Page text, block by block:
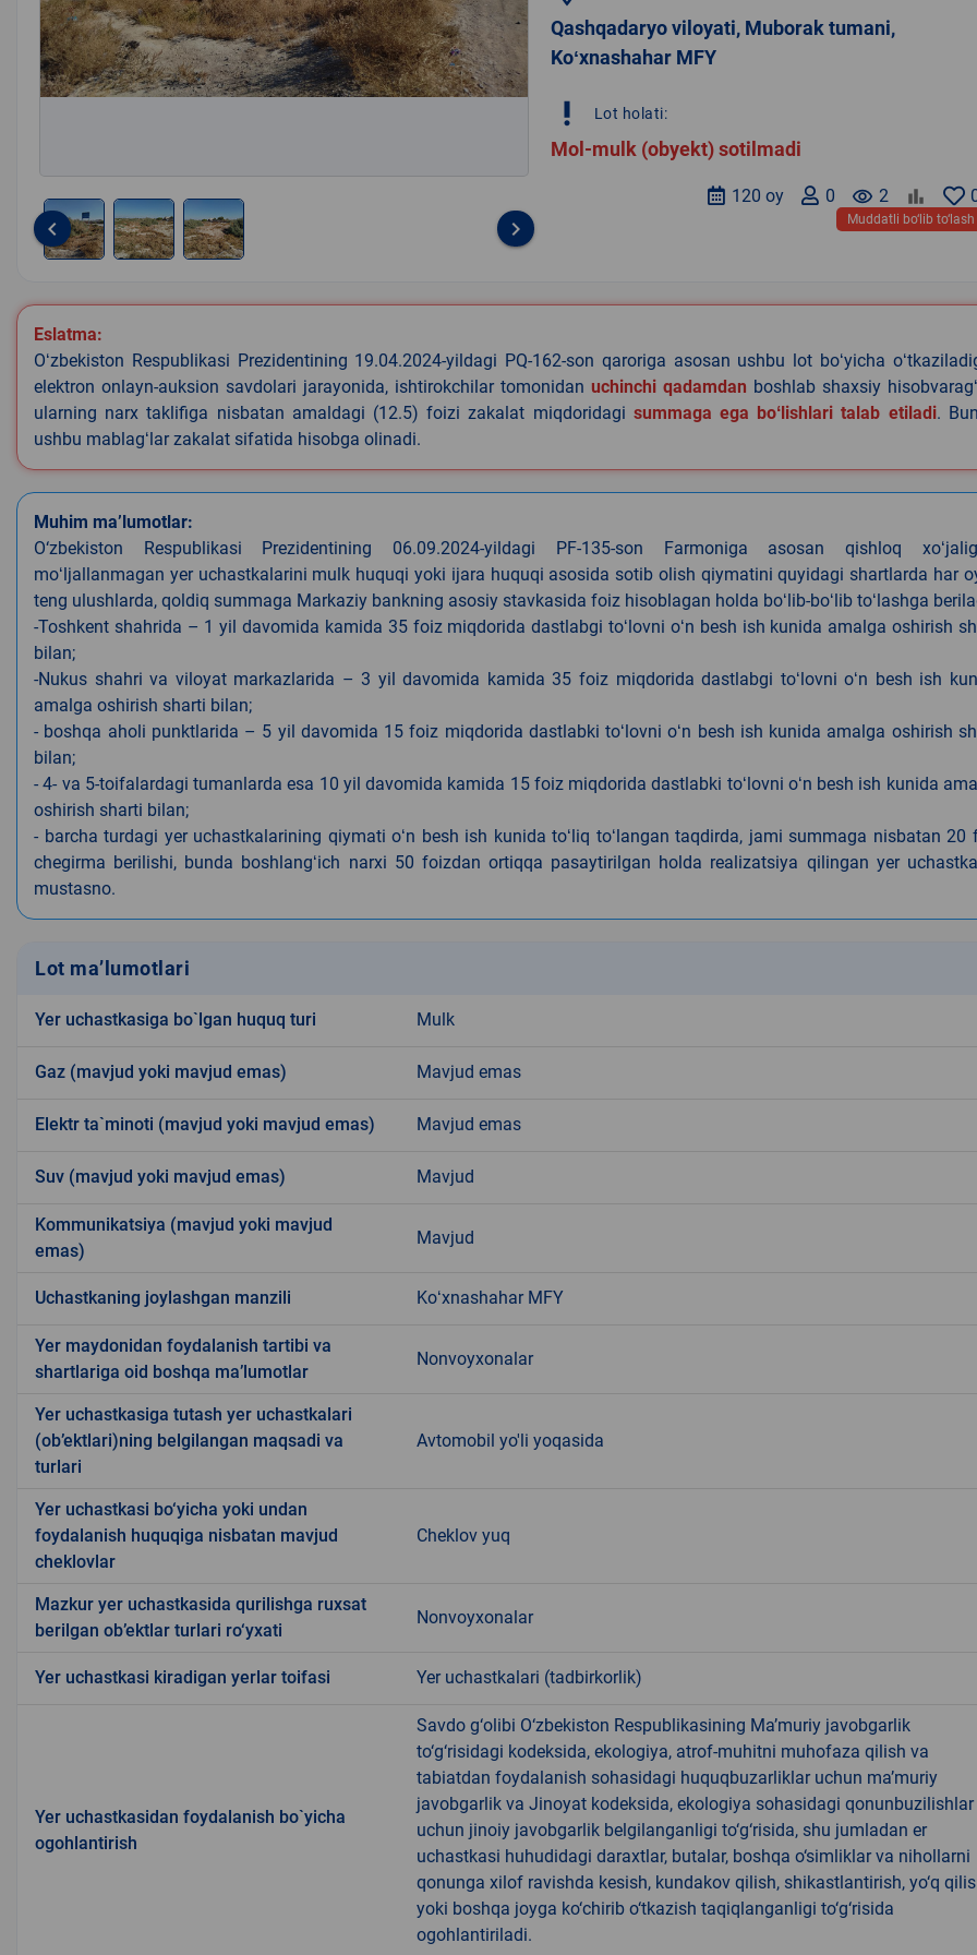
3
keyboard_arrow_left keyboard_arrow_right
Qashqadaryo viloyati, Muborak tumani,
Koʻxnashahar MFY
priority_high Lot holati:
Mol-mulk (obyekt) sotilmadi
remove_red_eye 2
0
120 oy
Muddatli bo‘lib to‘lash
Eslatma:
Oʻzbekiston Respublikasi Prezidentining 19.04.2024-yildagi PQ-162-son qaroriga asosan ushbu lot boʻyicha
elektron onlayn-auksion savdolari jarayonida, ishtirokchilar tomonidan uchinchi qadamdan boshlab shaxsiy
ularning narx taklifiga nisbatan amaldagi (12.5) foizi zakalat miqdoridagi summaga ega boʻlishlari talab etiladi.
ushbu mablagʻlar zakalat sifatida hisobga olinadi.
Muhim ma’lumotlar:
O‘zbekiston Respublikasi Prezidentining 06.09.2024-yildagi PF-135-son Farmoniga asosan qishloq
moʻljallanmagan yer uchastkalarini mulk huquqi yoki ijara huquqi asosida sotib olish qiymatini quyidagi shartlarda har
teng ulushlarda, qoldiq summaga Markaziy bankning asosiy stavkasida foiz hisoblagan holda boʻlib-boʻlib toʻlashga
-Toshkent shahrida – 1 yil davomida kamida 35 foiz miqdorida dastlabgi toʻlovni oʻn besh ish kunida amalga oshirish
bilan;
-Nukus shahri va viloyat markazlarida – 3 yil davomida kamida 35 foiz miqdorida dastlabgi toʻlovni oʻn besh ish
amalga oshirish sharti bilan;
- boshqa aholi punktlarida – 5 yil davomida 15 foiz miqdorida dastlabki toʻlovni oʻn besh ish kunida amalga oshirish
bilan;
- 4- va 5-toifalardagi tumanlarda esa 10 yil davomida kamida 15 foiz miqdorida dastlabki toʻlovni oʻn besh ish kunida
oshirish sharti bilan;
- barcha turdagi yer uchastkalarining qiymati oʻn besh ish kunida toʻliq toʻlangan taqdirda, jami summaga nisbatan 20
chegirma berilishi, bunda boshlangʻich narxi 50 foizdan ortiqqa pasaytirilgan holda realizatsiya qilingan yer
mustasno.
Lot ma’lumotlari
Yer uchastkasiga bo`lgan huquq turi Mulk
Gaz (mavjud yoki mavjud emas) Mavjud emas
Elektr ta`minoti (mavjud yoki mavjud emas) Mavjud emas
Suv (mavjud yoki mavjud emas) Mavjud
Kommunikatsiya (mavjud yoki mavjud
emas)
Mavjud
Uchastkaning joylashgan manzili Koʻxnashahar MFY
Yer maydonidan foydalanish tartibi va
shartlariga oid boshqa ma’lumotlar
Nonvoyxonalar
Yer uchastkasiga tutash yer uchastkalari
(ob’ektlari)ning belgilangan maqsadi va
turlari
Avtomobil yo'li yoqasida
Yer uchastkasi bo‘yicha yoki undan
foydalanish huquqiga nisbatan mavjud
cheklovlar
Cheklov yuq
Mazkur yer uchastkasida qurilishga ruxsat
berilgan ob’ektlar turlari ro‘yxati
Nonvoyxonalar
Yer uchastkasi kiradigan yerlar toifasi Yer uchastkalari (tadbirkorlik)
Yer uchastkasidan foydalanish bo`yicha
ogohlantirish
Savdo g‘olibi O‘zbekiston Respublikasining Ma’muriy javobgarlik
to‘g‘risidagi kodeksida, ekologiya, atrof-muhitni muhofaza qilish va
tabiatdan foydalanish sohasidagi huquqbuzarliklar uchun ma’muriy
javobgarlik va Jinoyat kodeksida, ekologiya sohasidagi qonunbuzilishlar
uchun jinoiy javobgarlik belgilanganligi to‘g‘risida, shu jumladan er
uchastkasi huhudidagi daraxtlar, butalar, boshqa o‘simliklar va nihollarni
qonunga xilof ravishda kesish, kundakov qilish, shikastlantirish, yo‘q
yoki boshqa joyga ko‘chirib o‘tkazish taqiqlanganligi to‘g‘risida
ogohlantiriladi.